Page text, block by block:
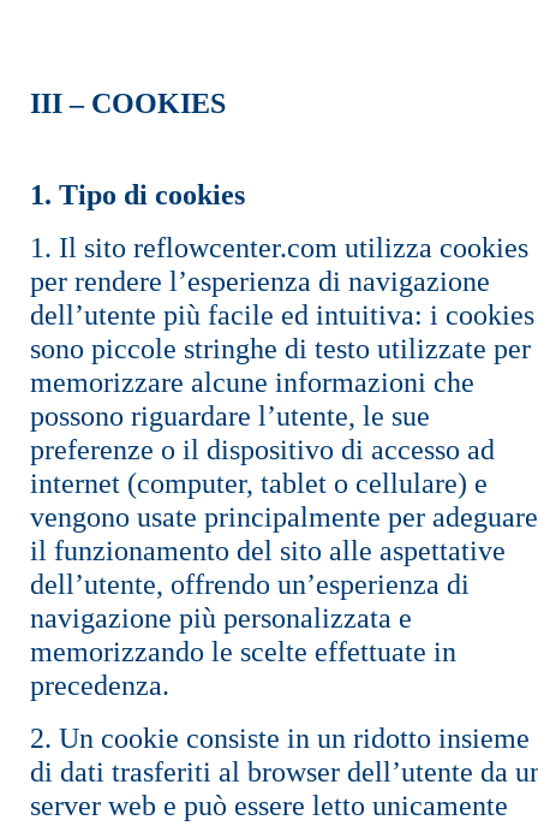
III – COOKIES
1. Tipo di cookies
1. Il sito reflowcenter.com utilizza cookies
per rendere l’esperienza di navigazione
dell’utente più facile ed intuitiva: i cookies
sono piccole stringhe di testo utilizzate per
memorizzare alcune informazioni che
possono riguardare l’utente, le sue
preferenze o il dispositivo di accesso ad
internet (computer, tablet o cellulare) e
vengono usate principalmente per adeguare
il funzionamento del sito alle aspettative
dell’utente, offrendo un’esperienza di
navigazione più personalizzata e
memorizzando le scelte effettuate in
precedenza.
2. Un cookie consiste in un ridotto insieme
di dati trasferiti al browser dell’utente da
server web e può essere letto unicamente